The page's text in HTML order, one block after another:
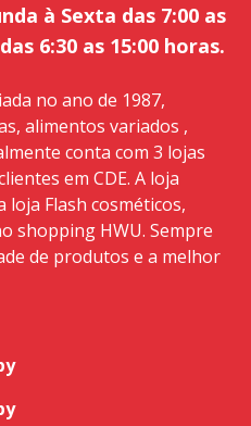
à Sexta das 7:00 as
6:30 as 15:00 horas.
no ano de 1987,
alimentos variados ,
conta com 3 lojas
em CDE. A loja
Flash cosméticos,
shopping HWU. Sempre
de produtos e a melhor